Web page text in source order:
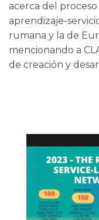
acerca del
aprendizaje-
rumana y la de
mencionando a
de creación y